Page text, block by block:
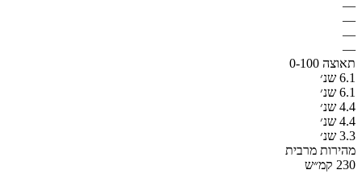
—
—
—
—
תאוצה 0-100
6.1 שנ׳
6.1 שנ׳
4.4 שנ׳
4.4 שנ׳
3.3 שנ׳
מהירות מרבית
230 קמ״ש